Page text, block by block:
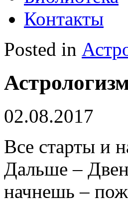
Контакты
Posted in
02.08.2017
Все старты и
Дальше –
начнешь –